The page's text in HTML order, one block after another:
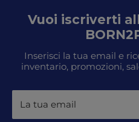
Vuoi iscriverti
Inserisci la tua email e
inventario, promozioni,
La tua email